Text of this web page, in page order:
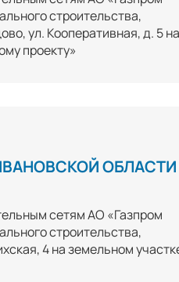
строительства,
ул. Кооперативная, д. 5 на
проекту»
ОБЛАСТИ
сетям АО «Газпром
строительства,
4 на земельном